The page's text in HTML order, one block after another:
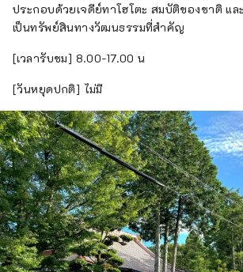
ประกอบด้วยเจดีย์ทาโฮโตะ สมบัติของชาติ แล
เป็นทรัพย์สินทางวัฒนธรรมที่สำคัญ
[เวลารับชม] 8.00-17.00 น
[วันหยุดปกติ] ไม่มี